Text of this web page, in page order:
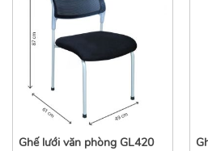
Ghế lưới văn phòng GL420